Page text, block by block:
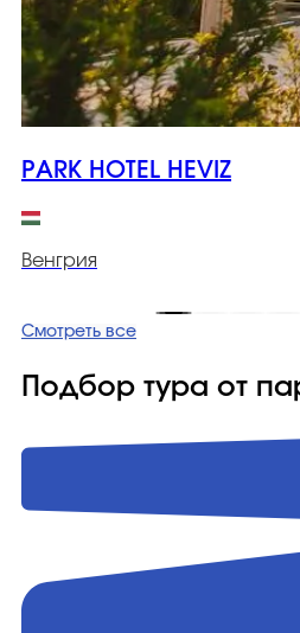
PARK HOTEL HEVIZ
Венгрия
Смотреть все
Подбор тура от